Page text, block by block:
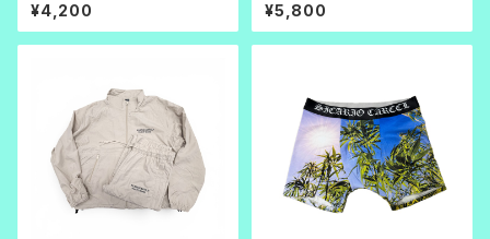
¥4,200 ¥5,800